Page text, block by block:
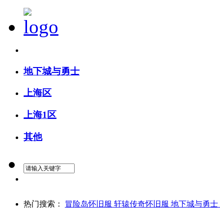
地下城与勇士
上海区
上海1区
其他
热门搜索： 冒险岛怀旧服 轩辕传奇怀旧服 地下城与勇士